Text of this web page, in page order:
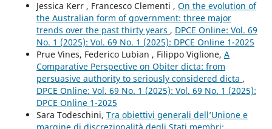
Jessica Kerr , Francesco Clementi , On the evolution of
the Australian form of government: three major
trends over the past thirty years , DPCE Online: Vol. 69
No. 1 (2025): Vol. 69 No. 1 (2025): DPCE Online 1-2025
Prue Vines, Federico Lubian , Filippo Viglione, A
Comparative Perspective on Obiter dicta: from
persuasive authority to seriously considered dicta ,
DPCE Online: Vol. 69 No. 1 (2025): Vol. 69 No. 1 (2025):
DPCE Online 1-2025
Sara Todeschini, Tra obiettivi generali dell’Unione e